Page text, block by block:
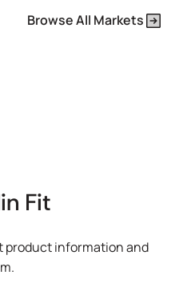
Browse All Markets
Fit
product information and